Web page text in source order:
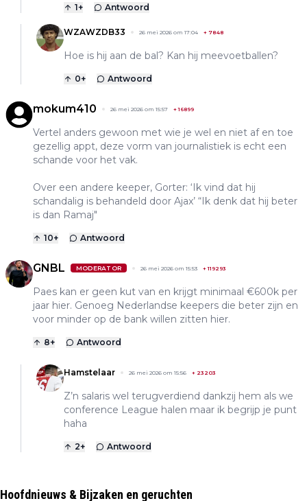
1+ Antwoord
WZAWZDB33 26 mei 2026 om 17:04 + 7848
Hoe is hij aan de bal? Kan hij meevoetballen?
0+ Antwoord
mokum410 26 mei 2026 om 15:57 +16899
Vertel anders gewoon met wie je wel en niet af en toe
gezellig appt, deze vorm van journalistiek is echt een
schande voor het vak.
Over een andere keeper, Gorter: ‘Ik vind dat hij
schandalig is behandeld door Ajax’ “Ik denk dat hij beter
is dan Ramaj"
10+ Antwoord
GNBL MODERATOR 26 mei 2026 om 15:53 +119293
Paes kan er geen kut van en krijgt minimaal €600k per
jaar hier. Genoeg Nederlandse keepers die beter zijn en
voor minder op de bank willen zitten hier.
8+ Antwoord
Hamstelaar 26 mei 2026 om 15:56 + 23203
Z’n salaris wel terugverdiend dankzij hem als we
conference League halen maar ik begrijp je punt
haha
2+ Antwoord
Hoofdnieuws & Bijzaken en geruchten